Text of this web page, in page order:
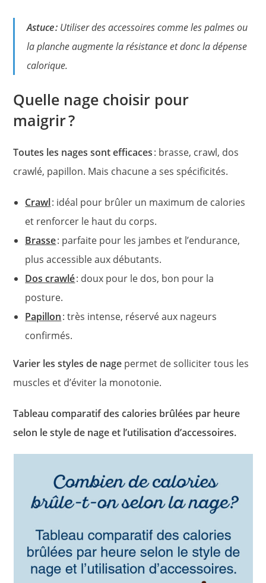
Astuce : Utiliser des accessoires comme les palmes ou
la planche augmente la résistance et donc la dépense
calorique.
Quelle nage choisir pour
maigrir ?
Toutes les nages sont efficaces: brasse, crawl, dos
crawlé, papillon. Mais chacune a ses spécificités.
Crawl: idéal pour brûler un maximum de calories
et renforcer le haut du corps.
Brasse: parfaite pour les jambes et l’endurance,
plus accessible aux débutants.
Dos crawlé: doux pour le dos, bon pour la
posture.
Papillon: très intense, réservé aux nageurs
confirmés.
Varier les styles de nage permet de solliciter tous les
muscles et d’éviter la monotonie.
Tableau comparatif des calories brûlées par heure
selon le style de nage et l’utilisation d’accessoires.